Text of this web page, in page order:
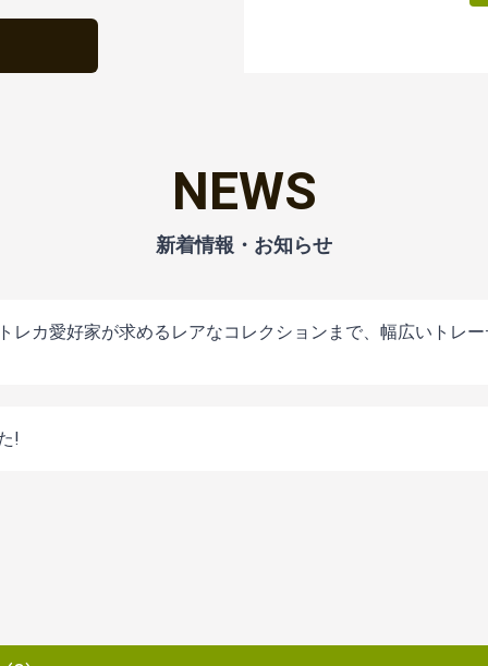
NEWS
レカ愛好家が求めるレアなコレクションまで、幅広いトレ
!